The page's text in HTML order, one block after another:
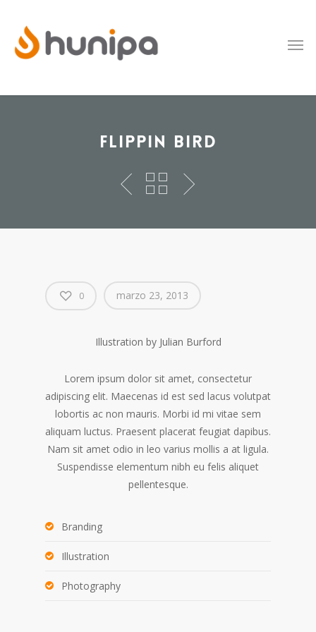
Flippin Bird
0 marzo 23, 2013
Illustration by Julian Burford
Lorem ipsum dolor sit amet, consectetur
adipiscing elit. Maecenas id est sed lacus volutpat
lobortis ac non mauris. Morbi id mi vitae sem
aliquam luctus. Praesent placerat feugiat dapibus.
Nam sit amet odio in leo varius mollis a at ligula.
Suspendisse elementum nibh eu felis aliquet
pellentesque.
Branding
Illustration
Photography